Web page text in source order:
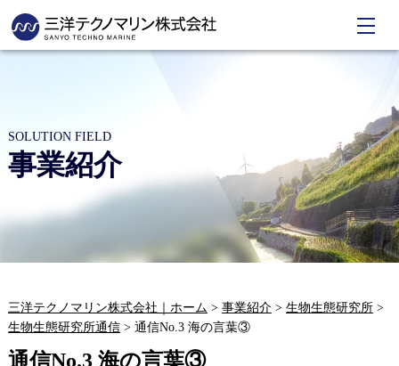
SOLUTION FIELD
事業紹介
三洋テクノマリン株式会社｜ホーム > 事業紹介 > 生物生態研究所 >
生物生態研究所通信 > 通信No.3 海の言葉③
通信No.3 海の言葉③